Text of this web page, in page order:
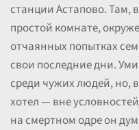
станции Астапово. Там,
простой комнате,
отчаянных попытках
свои последние дни.
среди чужих людей, но,
хотел — вне
на смертном одре он